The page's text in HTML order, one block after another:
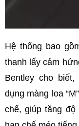
Hệ thống bao
thanh lấy cảm
Bentley cho
dụng màng loa
chế, giúp tăng